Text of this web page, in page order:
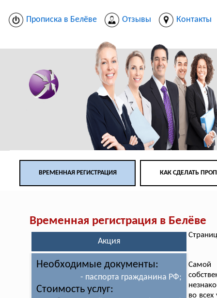
Прописка в Белёве Отзывы Контакты
ВРЕМЕННАЯ РЕГИСТРАЦИЯ КАК СДЕЛАТЬ
Временная регистрация в Белёве
Акция
Необходимые документы:
- паспорта гражданина РФ;
Стоимость услуг:
Самой
во всех